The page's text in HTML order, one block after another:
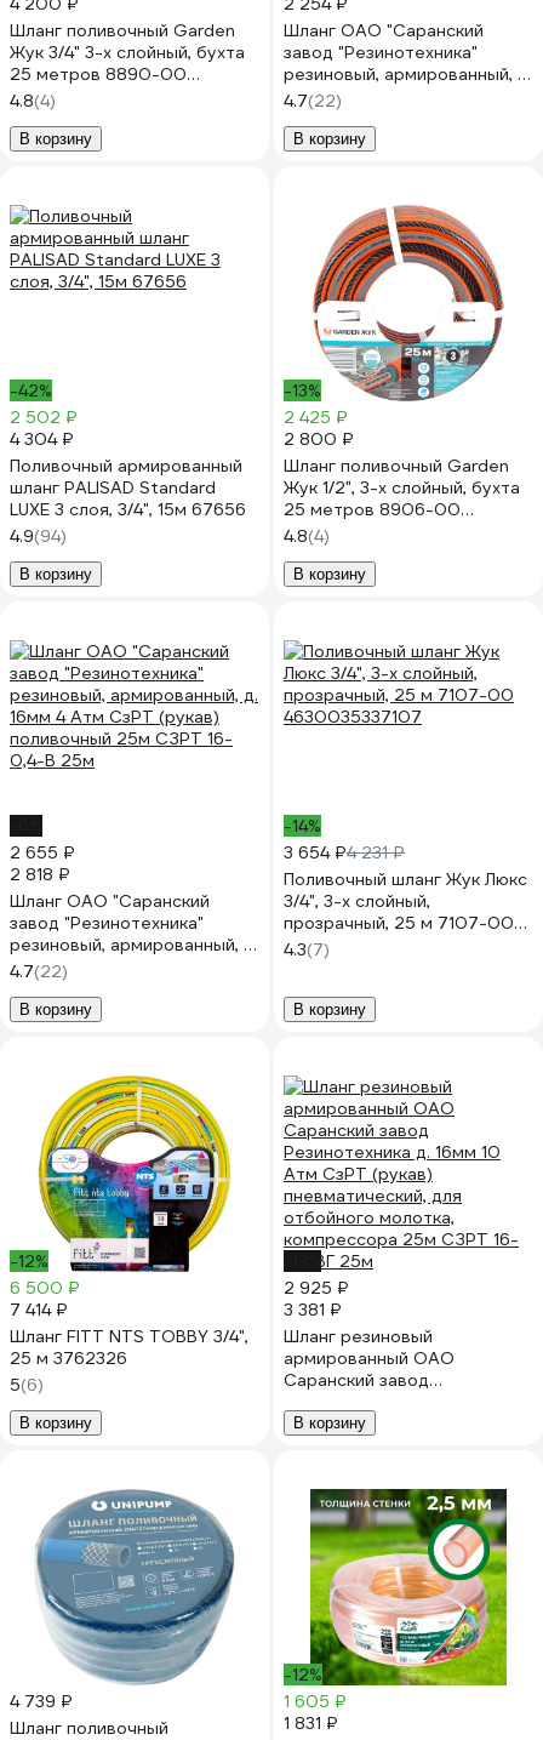
Шланг поливочный Garden
Жук 3/4" 3-х слойный, бухта
25 метров 8890-00
4630035338890
4.8(4)
В корзину
Шланг ОАО "Саранский
завод "Резинотехника"
резиновый, армированный, д.
16мм 4 Атм СзРТ (рукав)
поливочный 20м СЗРТ 16-
0,4-В 20м
4.7(22)
В корзину
-42%
2 502 ₽
4 304 ₽
Поливочный армированный
шланг PALISAD Standard
LUXE 3 слоя, 3/4", 15м 67656
4.9(94)
В корзину
-13%
2 425 ₽
2 800 ₽
Шланг поливочный Garden
Жук 1/2", 3-х слойный, бухта
25 метров 8906-00
4630035338906
4.8(4)
В корзину
2 655 ₽
2 818 ₽
Шланг ОАО "Саранский
завод "Резинотехника"
резиновый, армированный, д.
16мм 4 Атм СзРТ (рукав)
поливочный 25м СЗРТ 16-
0,4-В 25м
4.7(22)
В корзину
-14%
3 654 ₽4 231 ₽
Поливочный шланг Жук Люкс
3/4", 3-х слойный,
прозрачный, 25 м 7107-00
4630035337107
4.3(7)
В корзину
-12%
6 500 ₽
7 414 ₽
Шланг FITT NTS TOBBY 3/4",
25 м 3762326
5(6)
В корзину
2 925 ₽
3 381 ₽
Шланг резиновый
армированный ОАО
Саранский завод
Атм СзРТ (рукав)
компрессора 25м СЗРТ 16-
1,0-ВГ 25м
В корзину
4 739 ₽
Шланг поливочный
-12%
1 605 ₽
1 831 ₽